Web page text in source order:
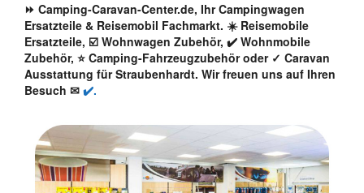
⏩ Camping-Caravan-Center.de, Ihr Campingwagen
Ersatzteile & Reisemobil Fachmarkt. ☀️ Reisemobile
Ersatzteile, ☑️ Wohnwagen Zubehör, ✔️ Wohnmobile
Zubehör, ⭐ Camping-Fahrzeugzubehör oder ✓ Caravan
Ausstattung für Straubenhardt. Wir freuen uns auf Ihren
Besuch ✉ ✔️.